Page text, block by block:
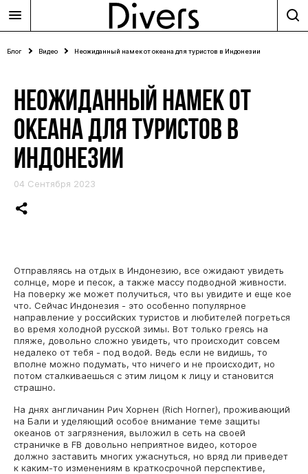
Блог Видео Неожиданный намек от океана для туристов в Индонезии
НЕОЖИДАННЫЙ НАМЕК ОТ
ОКЕАНА ДЛЯ ТУРИСТОВ В
ИНДОНЕЗИИ
04 Сентября 2023
Отправляясь на отдых в Индонезию, все ожидают увидеть
солнце, море и песок, а также массу подводной живности.
На поверку же может получиться, что вы увидите и еще кое
что. Сейчас Индонезия - это особенно популярное
направление у российских туристов и любителей погреться
во время холодной русской зимы. Вот только греясь на
пляже, довольно сложно увидеть, что происходит совсем
недалеко от тебя - под водой. Ведь если не видишь, то
вполне можно подумать, что ничего и не происходит, но
потом сталкиваешься с этим лицом к лицу и становится
страшно.
На днях англичанин Рич Хорнен (Rich Horner), проживающий
на Бали и уделяющий особое внимание теме защиты
океанов от загрязнения, выложил в сеть на своей
страничке в FB довольно неприятное видео, которое
должно заставить многих ужаснуться, но вряд ли приведет
к каким-то изменениям в краткосрочной перспективе,